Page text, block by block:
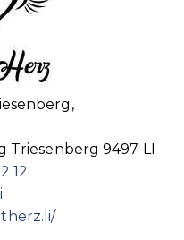
Triesenberg 9497 LI
12